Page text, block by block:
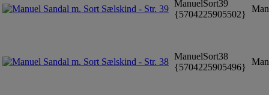
ManuelSort39
{5704225905502}
ManuelSort38
{5704225905496}